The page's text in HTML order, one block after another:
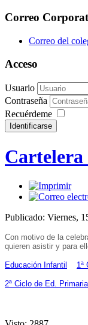
Correo
Correo del
Acceso
Usuario
Contraseña
Recuérdeme
Cartelera
Publicado: Viernes,
Con motivo de la
quieren asistir y para
Educación Infantil 1ª
2ª Ciclo de Ed. Primaria